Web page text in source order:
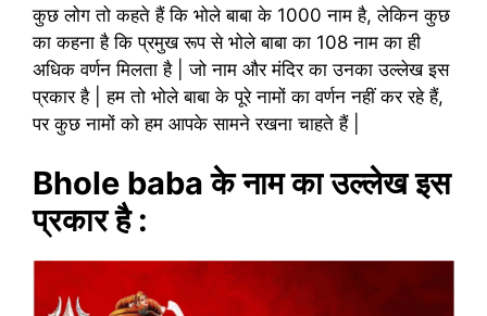
कुछ लोग तो कहते हैं कि भोले बाबा के 1000 नाम है, लेकिन कुछ
का कहना है कि प्रमुख रूप से भोले बाबा का 108 नाम का ही
अधिक वर्णन मिलता है | जो नाम और मंदिर का उनका उल्लेख इस
प्रकार है | हम तो भोले बाबा के पूरे नामों का वर्णन नहीं कर रहे हैं,
पर कुछ नामों को हम आपके सामने रखना चाहते हैं |
Bhole baba के नाम का उल्लेख इस
प्रकार है :